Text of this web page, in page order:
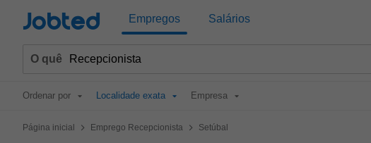
Jobted Empregos Salários
O quê
Ordenar por Localidade exata Empresa
Página inicial > Emprego Recepcionista > Setúbal